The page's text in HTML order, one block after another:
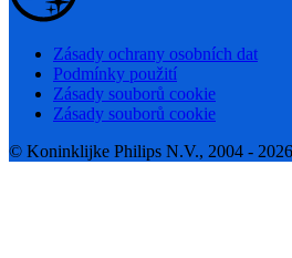
Zásady ochrany osobních dat
Podmínky použití
Zásady souborů cookie
Zásady souborů cookie
© Koninklijke Philips N.V., 2004 -